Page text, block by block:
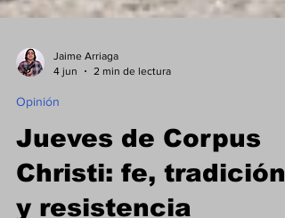
4 jun
Opinión
Jueves de Corpus
Christi: fe, tradición